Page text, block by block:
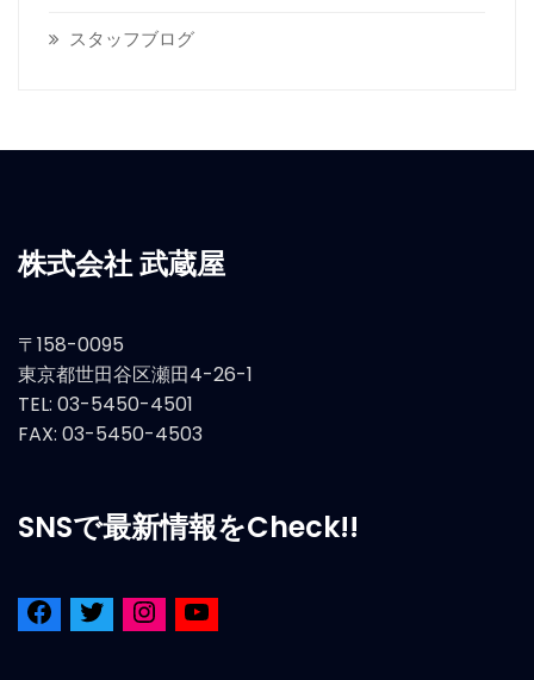
スタッフブログ
株式会社 武蔵屋
〒158-0095
東京都世田谷区瀬田4-26-1
TEL: 03-5450-4501
FAX: 03-5450-4503
SNSで最新情報をCheck!!